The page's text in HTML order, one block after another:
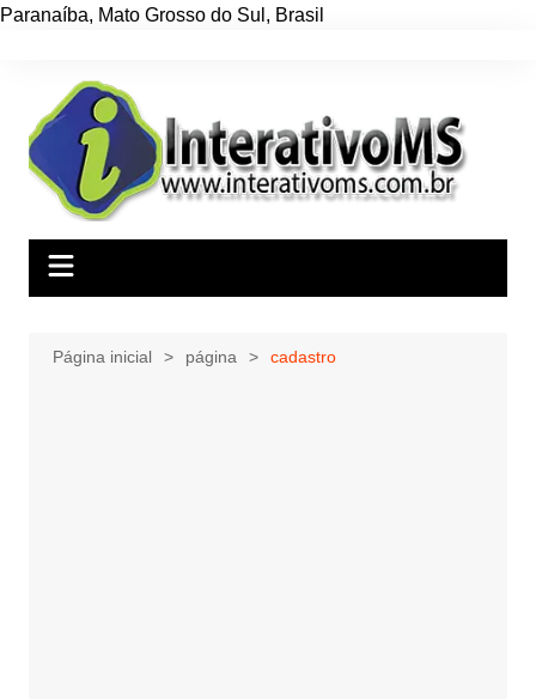
Paranaíba, Mato Grosso do Sul , Brasil
conteúdo
Página inicial página cadastro